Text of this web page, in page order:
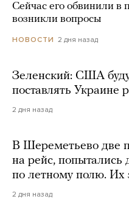
Сейчас его обвинили в
возникли вопросы
НОВОСТИ 2 дня назад
Зеленский: США
поставлять Украине
2 дня назад
В Шереметьево две
на рейс, попытались
по летному полю. Их
2 дня назад